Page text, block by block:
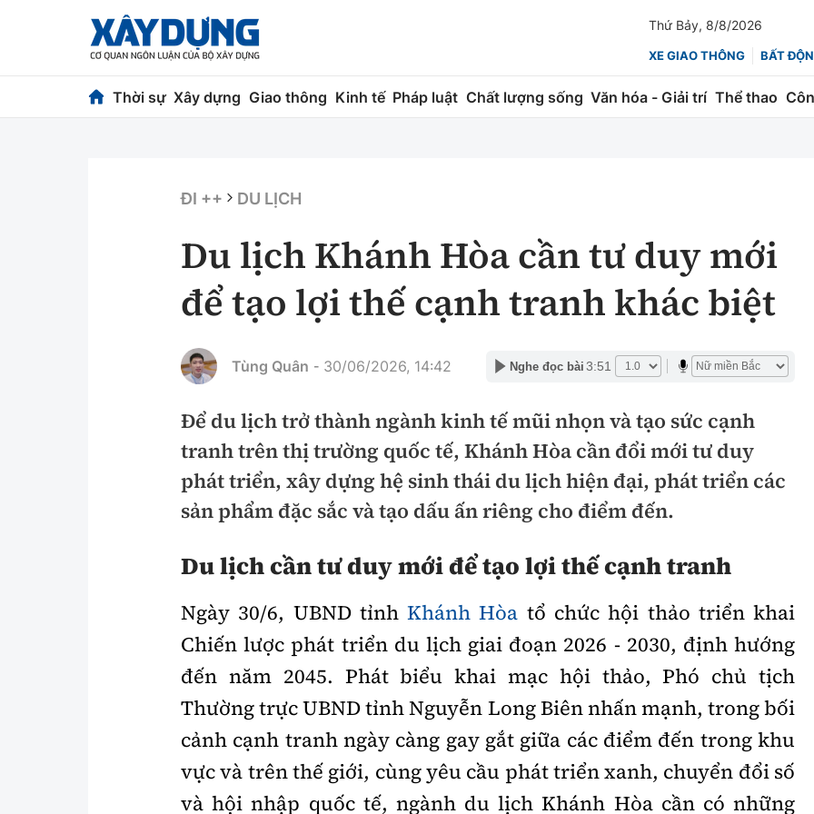
Thứ Bảy, 8/8/2026
XE GIAO THÔNG BẤT
Thời sự Xây dựng Giao thông Kinh tế Pháp luật Chất lượng sống Văn hóa - Giải trí Thể thao
Chuyện dọc đường
Chỉ đạo điều hành
Vật liệu xây dựng
Giám định chất lượng
Hàng không
Đường sắt
Đường sắt tốc độ cao
Đường thủy
Hàng hải
Đường sắt đô thị
Nhà thầu
Thi viết về Ngành
Chứng khoán
Bảo hiểm
Doanh nghiệp
An ninh hình sự
An toàn giao thông
Giao thông 24h
ATGT địa phương
Chung tay vì ATGT
Gương sáng giao thông
xem thêm
Văn hóa - Giải Trí
Văn hóa
Thể thao
Bóng đá
Công nghệ
Công nghệ mới
ĐI ++ DU LỊCH
Du lịch Khánh Hòa cần tư duy mới
để tạo lợi thế cạnh tranh khác biệt
Tùng Quân - 30/06/2026, 14:42 Nghe đọc bài 3:51
Để du lịch trở thành ngành kinh tế mũi nhọn và tạo sức cạnh
tranh trên thị trường quốc tế, Khánh Hòa cần đổi mới tư duy
phát triển, xây dựng hệ sinh thái du lịch hiện đại, phát triển các
sản phẩm đặc sắc và tạo dấu ấn riêng cho điểm đến.
Du lịch cần tư duy mới để tạo lợi thế cạnh tranh
Ngày 30/6, UBND tỉnhKhánh Hòa tổ chức hội thảo triển khai
Chiến lược phát triển du lịch giai đoạn 2026 - 2030, định hướng
đến năm 2045. Phát biểu khai mạc hội thảo, Phó chủ tịch
Thường trực UBND tỉnh Nguyễn Long Biên nhấn mạnh, trong bối
cảnh cạnh tranh ngày càng gay gắt giữa các điểm đến trong khu
vực và trên thế giới, cùng yêu cầu phát triển xanh, chuyển đổi số
và hội nhập quốc tế, ngành du lịch Khánh Hòa cần có những